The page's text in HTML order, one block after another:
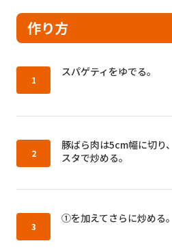
作り方
作り方1：
スパゲティをゆでる。
作り方2：
豚ばら肉は5cm幅に切り
スタで炒める。
作り方3：
①を加えてさらに炒める。